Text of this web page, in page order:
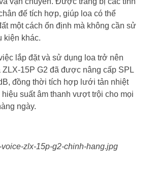
đế tích hợp, giúp loa có thể
một cách ổn định mà không cần sử
kiện khác.
lắp đặt và sử dụng loa trở nên
15P G2 đã được nâng cấp SPL
đồng thời tích hợp lưới tản nhiệt
suất âm thanh vượt trội cho mọi
ngày.